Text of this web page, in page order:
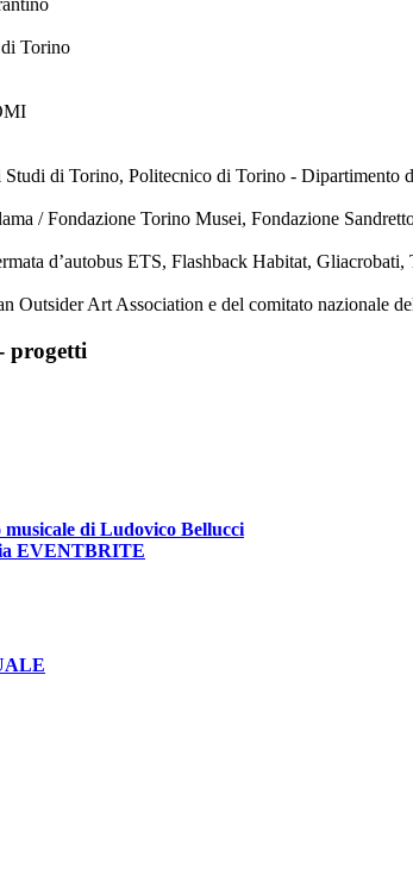
Torino
di Torino, Politecnico di Torino - Dipartimento
/ Fondazione Torino Musei, Fondazione
d’autobus ETS, Flashback Habitat,
Outsider Art Association e del comitato nazionale
progetti
di Ludovico Bellucci
EVENTBRITE